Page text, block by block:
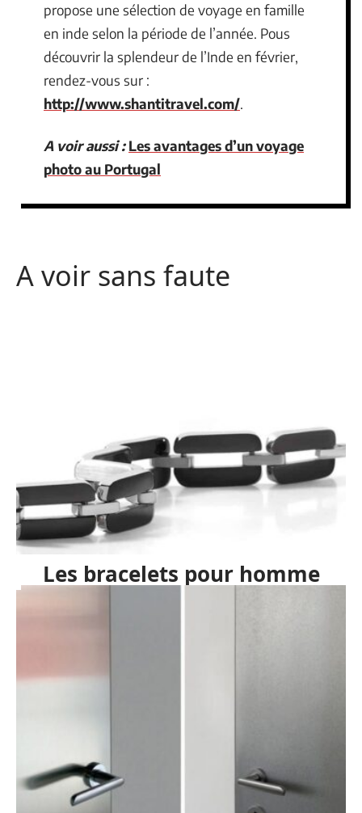
propose une sélection de voyage en famille
en inde selon la période de l’année. Pous
découvrir la splendeur de l’Inde en février,
rendez-vous sur :
http://www.shantitravel.com/.
A voir aussi : Les avantages d’un voyage
photo au Portugal
A voir sans faute
Les bracelets pour homme